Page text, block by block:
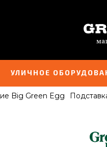
УЛИЧНОЕ
Big Green Egg